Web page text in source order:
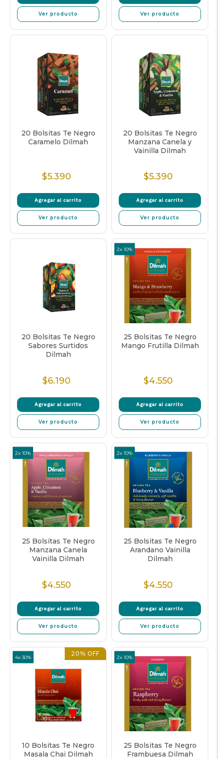
Ver producto Ver producto
20 Bolsitas Te Negro
Caramelo Dilmah
Precio
$5.390
Agregar al carrito
Ver producto
20 Bolsitas Te Negro
Manzana Canela y
Vainilla Dilmah
Precio
$5.390
Agregar al carrito
Ver producto
20 Bolsitas Te Negro
Sabores Surtidos
Dilmah
Precio
$6.190
Agregar al carrito
Ver producto
2x 10%
25 Bolsitas Te Negro
Mango Frutilla Dilmah
Precio
$4.550
Agregar al carrito
Ver producto
2x 10%
25 Bolsitas Te Negro
Manzana Canela
Vainilla Dilmah
Precio
$4.550
Agregar al carrito
Ver producto
2x 10%
25 Bolsitas Te Negro
Arandano Vainilla
Dilmah
Precio
$4.550
Agregar al carrito
Ver producto
4x 30% 20% OFF
10 Bolsitas Te Negro
Masala Chai Dilmah
2x 10%
25 Bolsitas Te Negro
Frambuesa Dilmah